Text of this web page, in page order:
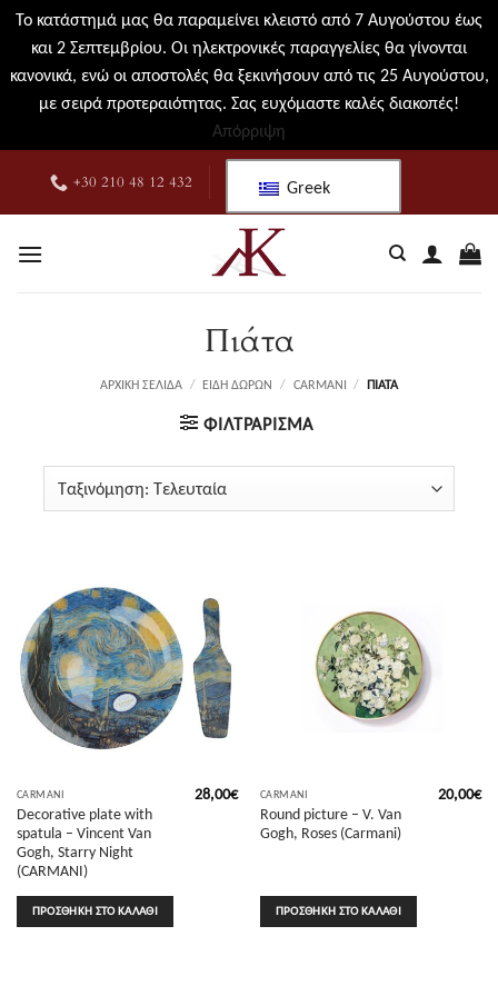
Το κατάστημά μας θα παραμείνει κλειστό από 7 Αυγούστου έως
και 2 Σεπτεμβρίου. Οι ηλεκτρονικές παραγγελίες θα γίνονται
κανονικά, ενώ οι αποστολές θα ξεκινήσουν από τις 25 Αυγούστου,
με σειρά προτεραιότητας. Σας ευχόμαστε καλές διακοπές!
Απόρριψη
περιεχόμενο
+30 210 48 12 432 Greek
Πιάτα
ΑΡΧΙΚΉ ΣΕΛΊΔΑ / ΕΊΔΗ ΔΏΡΩΝ / CARMANI / ΠΙΆΤΑ
ΦΙΛΤΡΆΡΙΣΜΑ
CARMANI
Decorative plate with
spatula – Vincent Van
Gogh, Starry Night
(CARMANI)
28,00€
ΠΡΟΣΘΉΚΗ ΣΤΟ ΚΑΛΆΘΙ
CARMANI
Round picture – V. Van
Gogh, Roses (Carmani)
20,00€
ΠΡΟΣΘΉΚΗ ΣΤΟ ΚΑΛΆΘΙ